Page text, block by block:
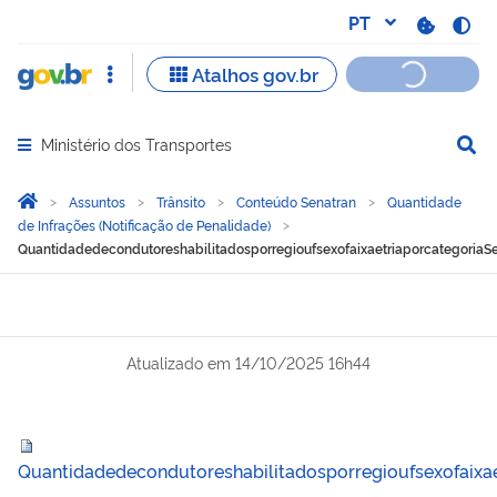
Abrir menu principal de navegação
Ministério dos Transportes
Você está aqui:
Página Inicial
Assuntos Trânsito Conteúdo Senatran
Quantidade
de Infrações (Notificação de Penalidade)
Atualizado em 14/10/2025 16h44